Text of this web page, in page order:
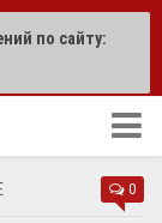
0
по сайту: